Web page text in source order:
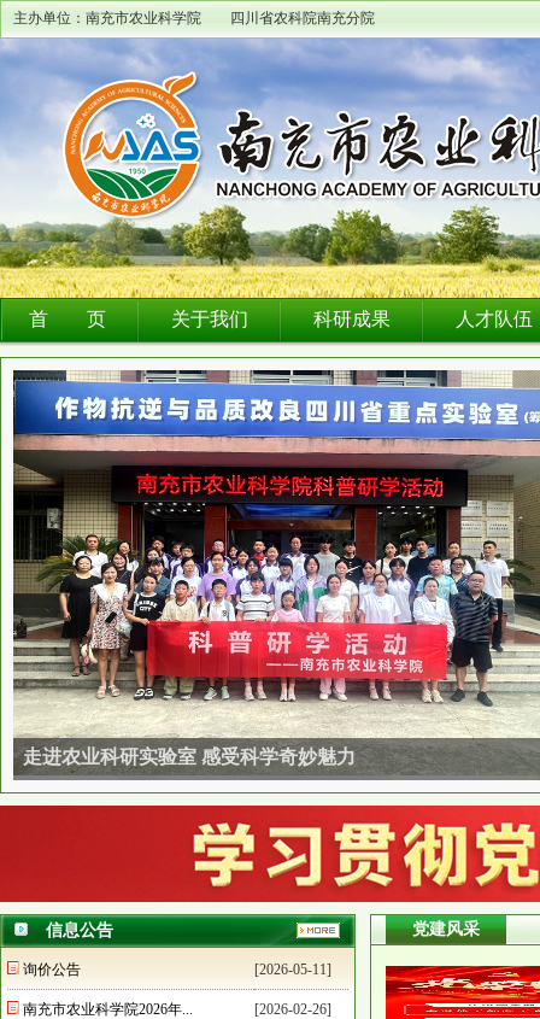
主办单位：南充市农业科学院 四川省农科院南充分院
首 页 关于我们 科研成果 人才队伍
走进农业科研实验室 感受科学奇妙魅力
信息公告
询价公告 [2026-05-11]
南充市农业科学院2026年... [2026-02-26]
党建风采